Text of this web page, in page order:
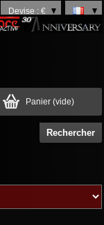
Devise : €
Panier (vide)